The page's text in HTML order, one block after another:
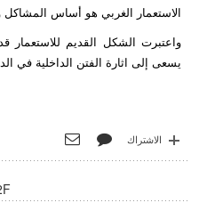
الاستعمار الغربي هو أساس
واعتبرت الشكل القديم للاستعمار
يسعى إلى اثارة الفتن الداخلية في
الاشتراك